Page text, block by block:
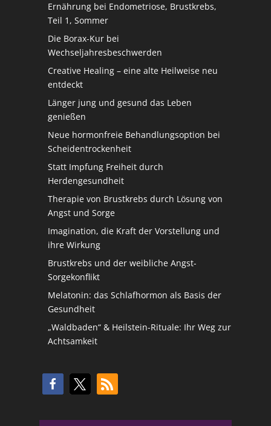
Ernährung bei Endometriose, Brustkrebs,
Teil 1, Sommer
Die Borax-Kur bei
Wechseljahresbeschwerden
Creative Healing – eine alte Heilweise neu
entdeckt
Länger jung und gesund das Leben
genießen
Neue hormonfreie Behandlungsoption bei
Scheidentrockenheit
Statt Impfung Freiheit durch
Herdengesundheit
Therapie von Brustkrebs durch Lösung von
Angst und Sorge
Imagination, die Kraft der Vorstellung und
ihre Wirkung
Brustkrebs und der weibliche Angst-
Sorgekonflikt
Melatonin: das Schlafhormon als Basis der
Gesundheit
„Waldbaden“ & Heilstein-Rituale: Ihr Weg zur
Achtsamkeit